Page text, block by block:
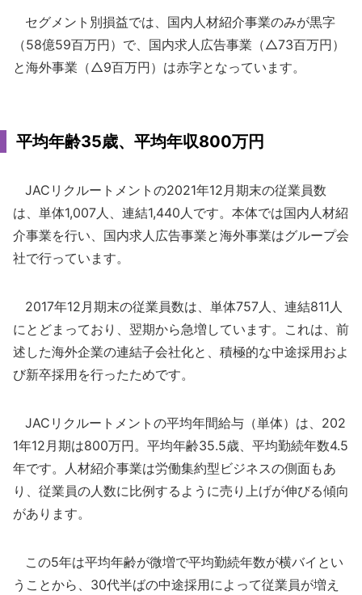
セグメント別損益では、国内人材紹介事業のみが黒字
（58億59百万円）で、国内求人広告事業（△73百万円）
と海外事業（△9百万円）は赤字となっています。
平均年齢35歳、平均年収800万円
JACリクルートメントの2021年12月期末の従業員数
は、単体1,007人、連結1,440人です。本体では国内人材紹
介事業を行い、国内求人広告事業と海外事業はグループ会
社で行っています。
2017年12月期末の従業員数は、単体757人、連結811人
にとどまっており、翌期から急増しています。これは、前
述した海外企業の連結子会社化と、積極的な中途採用およ
び新卒採用を行ったためです。
JACリクルートメントの平均年間給与（単体）は、202
1年12月期は800万円。平均年齢35.5歳、平均勤続年数4.5
年です。人材紹介事業は労働集約型ビジネスの側面もあ
り、従業員の人数に比例するように売り上げが伸びる傾向
があります。
この5年は平均年齢が微増で平均勤続年数が横バイとい
うことから、30代半ばの中途採用によって従業員が増え